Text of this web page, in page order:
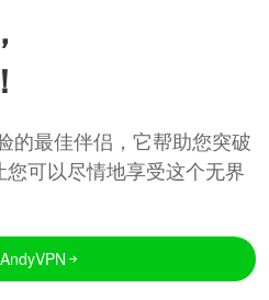
的最佳伴侣，它帮助您突破
可以尽情地享受这个无界